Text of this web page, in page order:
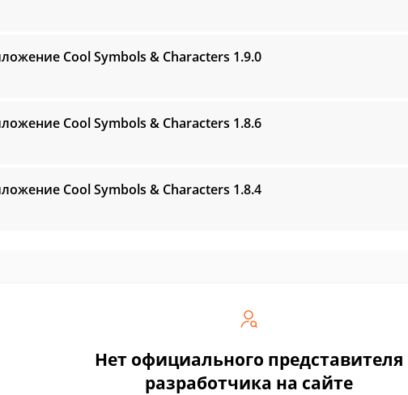
Cool Symbols & Characters 1.9.0
Cool Symbols & Characters 1.8.6
Cool Symbols & Characters 1.8.4
Нет официального представителя
разработчика на сайте